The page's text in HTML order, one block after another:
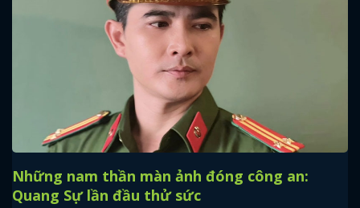
Những nam thần màn ảnh đóng công an:
Quang Sự lần đầu thử sức